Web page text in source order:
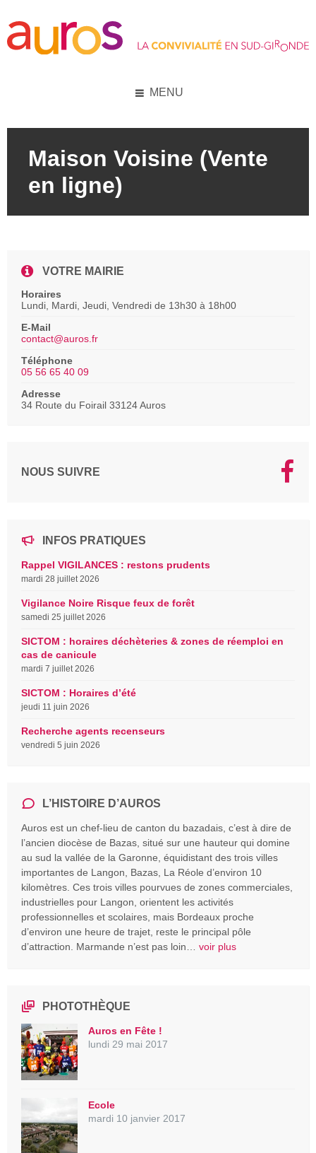
content
left
sidebar
footer
MENU
Maison Voisine (Vente
en ligne)
VOTRE MAIRIE
Horaires
Lundi, Mardi, Jeudi, Vendredi de 13h30 à 18h00
E-Mail
contact@auros.fr
Téléphone
05 56 65 40 09
Adresse
34 Route du Foirail 33124 Auros
NOUS SUIVRE
INFOS PRATIQUES
Rappel VIGILANCES : restons prudents
mardi 28 juillet 2026
Vigilance Noire Risque feux de forêt
samedi 25 juillet 2026
SICTOM : horaires déchèteries & zones de réemploi en
cas de canicule
mardi 7 juillet 2026
SICTOM : Horaires d’été
jeudi 11 juin 2026
Recherche agents recenseurs
vendredi 5 juin 2026
L’HISTOIRE D’AUROS
Auros est un chef-lieu de canton du bazadais, c’est à dire de
l’ancien diocèse de Bazas, situé sur une hauteur qui domine
au sud la vallée de la Garonne, équidistant des trois villes
importantes de Langon, Bazas, La Réole d’environ 10
kilomètres. Ces trois villes pourvues de zones commerciales,
industrielles pour Langon, orientent les activités
professionnelles et scolaires, mais Bordeaux proche
d’environ une heure de trajet, reste le principal pôle
d’attraction. Marmande n’est pas loin… voir plus
PHOTOTHÈQUE
Auros en Fête !
lundi 29 mai 2017
Ecole
mardi 10 janvier 2017